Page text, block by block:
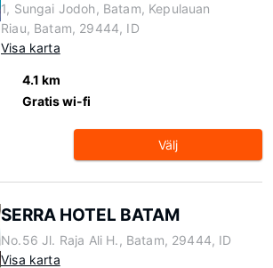
1, Sungai Jodoh, Batam, Kepulauan
Riau, Batam, 29444, ID
Visa karta
4.1 km
Gratis wi-fi
Välj
SERRA HOTEL BATAM
No.56 Jl. Raja Ali H., Batam, 29444, ID
Visa karta